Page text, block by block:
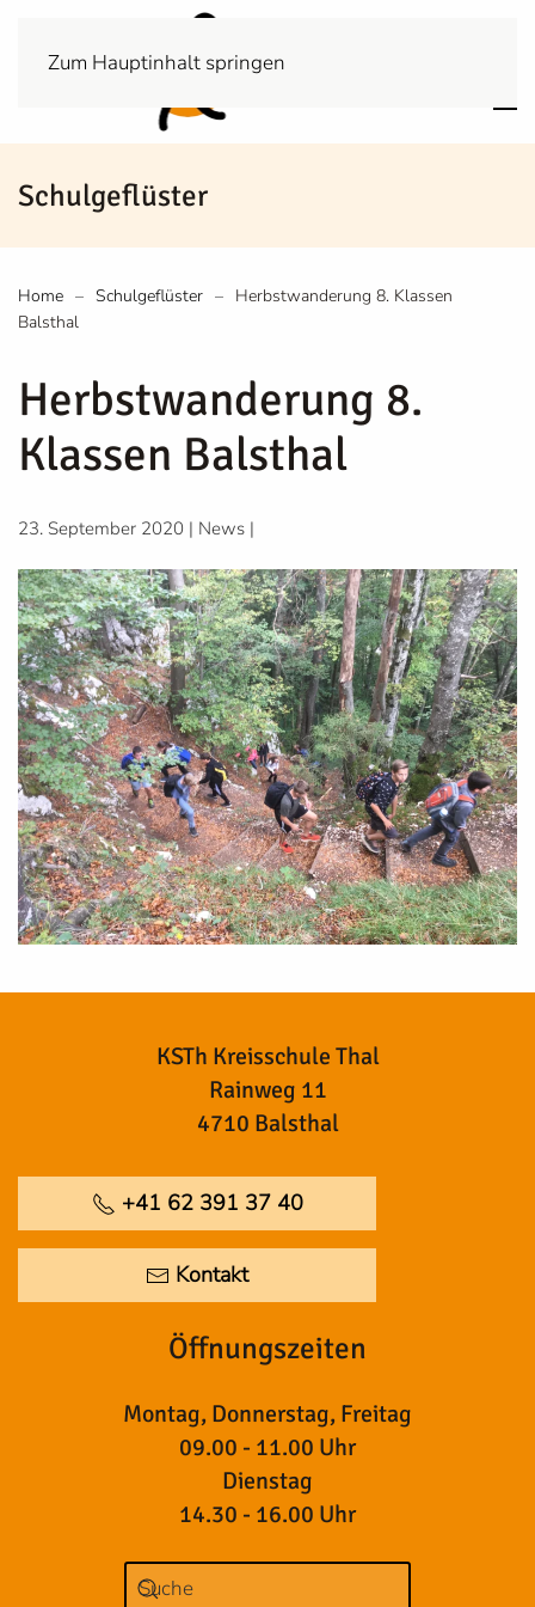
Zum Hauptinhalt springen
Schulgeflüster
Home Schulgeflüster
Herbstwanderung 8. Klassen
Balsthal
Herbstwanderung 8.
Klassen Balsthal
23. September 2020 | News |
KSTh Kreisschule Thal
Rainweg 11
4710 Balsthal
+41 62 391 37 40
Kontakt
Öffnungszeiten
Montag, Donnerstag, Freitag
09.00 - 11.00 Uhr
Dienstag
14.30 - 16.00 Uhr